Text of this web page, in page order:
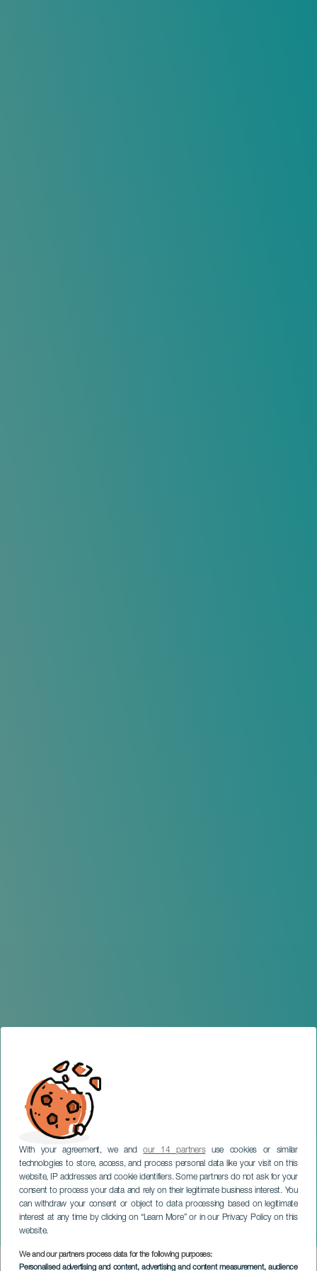
With your agreement, we andour 14 partnersuse cookies or similar
technologies to store, access, and process personal data like your visit on this
website, IP addresses and cookie identifiers. Some partners do not ask for your
consent to process your data and rely on their legitimate business interest. You
can withdraw your consent or object to data processing based on legitimate
interest at any time by clicking on “Learn More” or in our Privacy Policy on this
website.
We and our partners process data for the following purposes:
Personalised advertising and content, advertising and content measurement, audience
Velvet Flores en concierto
LANZAROTE
Imagen